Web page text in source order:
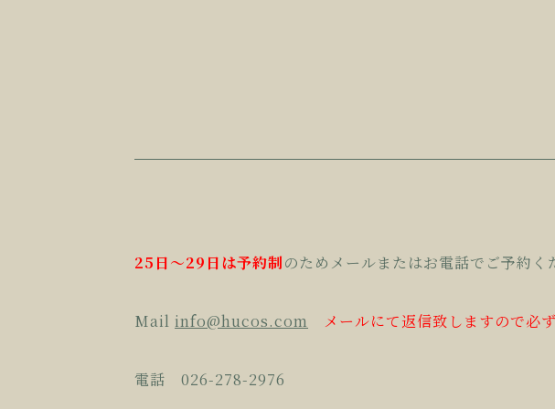
25日〜29日は予約制のためメールまたはお電話でご予約く
Mail info@hucos.com メールにて返信致しますので必
電話 026-278-2976